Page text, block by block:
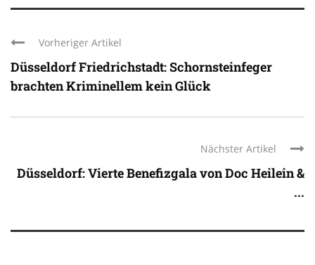
Vorheriger Artikel
Düsseldorf Friedrichstadt: Schornsteinfeger
brachten Kriminellem kein Glück
Nächster Artikel
Düsseldorf: Vierte Benefizgala von Doc Heilein &
...